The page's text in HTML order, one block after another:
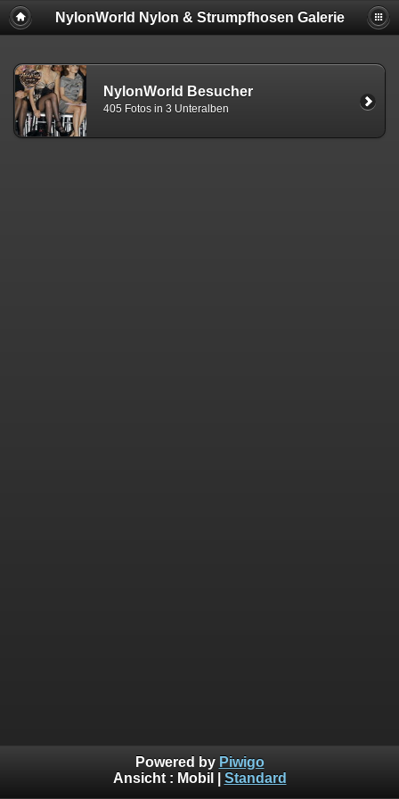
NylonWorld Nylon & Strumpfhosen Galerie
NylonWorld Besucher
405 Fotos in 3 Unteralben
Powered by Piwigo
Ansicht : Mobil Standard